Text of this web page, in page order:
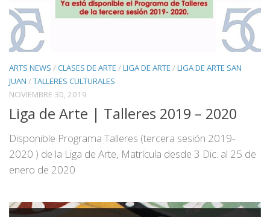
ARTS NEWS /CLASES DE ARTE /LIGA DE ARTE /LIGA DE ARTE SAN
JUAN /TALLERES CULTURALES
NOVIEMBRE 30, 2019
Liga de Arte | Talleres 2019 – 2020
Disponible Programa Talleres (tercera sesión 2019-
2020 ) de la Liga de Arte, Matrícula desde 3 Dic. al 25 de
enero de 2020